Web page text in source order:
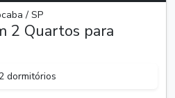
/ SP
2 Quartos para
dormitórios